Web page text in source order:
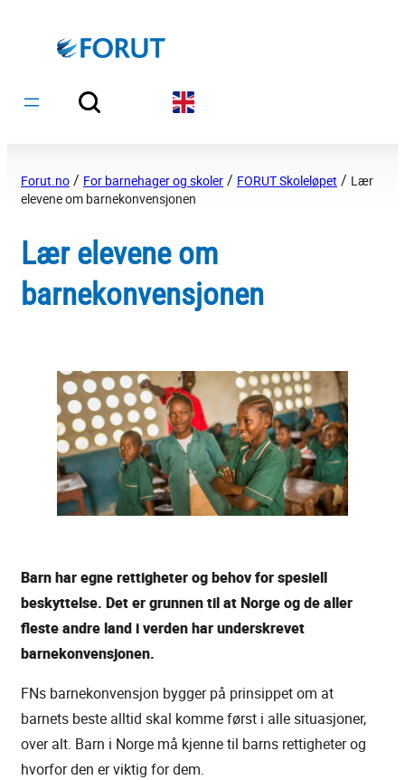
Forut.no / For barnehager og skoler / FORUT Skoleløpet / Lær
elevene om barnekonvensjonen
Lær elevene om
barnekonvensjonen
Barn har egne rettigheter og behov for spesiell
beskyttelse. Det er grunnen til at Norge og de aller
fleste andre land i verden har underskrevet
barnekonvensjonen.
FNs barnekonvensjon bygger på prinsippet om at
barnets beste alltid skal komme først i alle situasjoner,
over alt. Barn i Norge må kjenne til barns rettigheter og
hvorfor den er viktig for dem.